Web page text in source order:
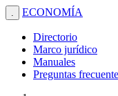
. ECONOMÍA
Directorio
Marco jurídico
Manuales
Preguntas